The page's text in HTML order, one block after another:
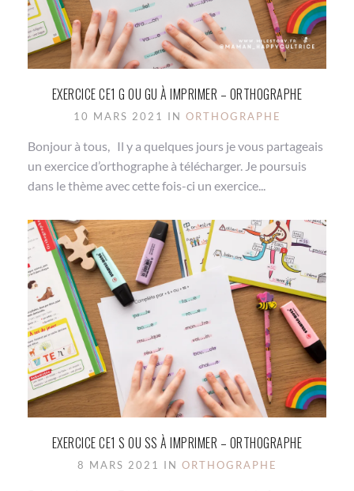
EXERCICE CE1 G OU GU À IMPRIMER – ORTHOGRAPHE
10 MARS 2021 IN ORTHOGRAPHE
Bonjour à tous, Il y a quelques jours je vous partageais
un exercice d’orthographe à télécharger. Je poursuis
dans le thème avec cette fois-ci un exercice...
EXERCICE CE1 S OU SS À IMPRIMER – ORTHOGRAPHE
8 MARS 2021 IN ORTHOGRAPHE